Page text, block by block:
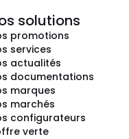
solutions
promotions
services
actualités
documentations
marques
marchés
configurateurs
verte